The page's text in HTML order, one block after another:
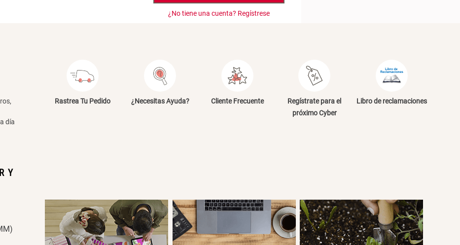
¿No tiene una cuenta? Regístrese
día
Y
Rastrea Tu Pedido ¿Necesitas Ayuda? Cliente Frecuente
Regístrate para el
próximo Cyber
Libro de reclamaciones